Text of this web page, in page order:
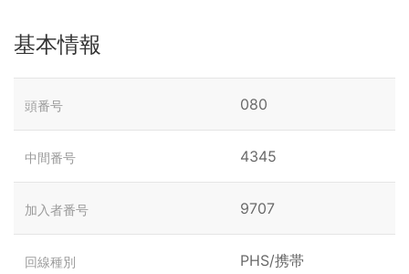
基本情報
頭番号 080
中間番号 4345
加入者番号 9707
回線種別 PHS/携帯